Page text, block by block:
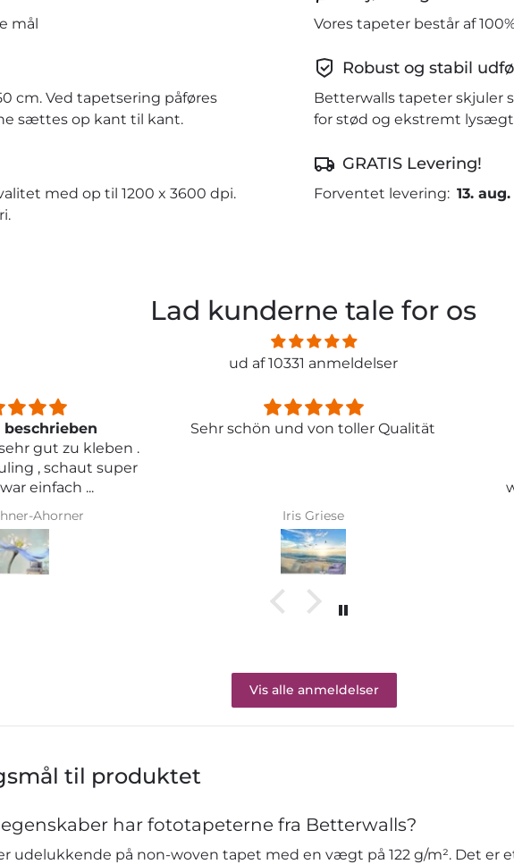
mål Vores tapeter består af
cm. Ved tapetsering påføres
sættes op kant til kant.
Robust og stabil
Betterwalls tapeter skjuler
for stød og ekstremt
med op til 1200 x 3600 dpi.
GRATIS Levering!
Forventet levering: 13. aug.
Lad kunderne tale for os
ud af 10331 anmeldelser
von toller Qualität
Griese
Entspricht genau meiner
Qualität .
Karin Bader
Vis alle anmeldelser
til produktet
har fototapeterne fra Betterwalls?
udelukkende på non-woven tapet med en vægt på 122 g/m². Det er